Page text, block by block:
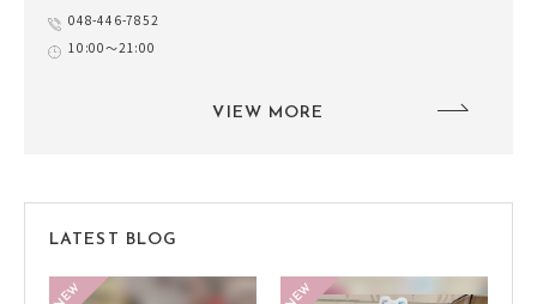
048-446-7852
10:00～21:00
VIEW MORE
LATEST BLOG